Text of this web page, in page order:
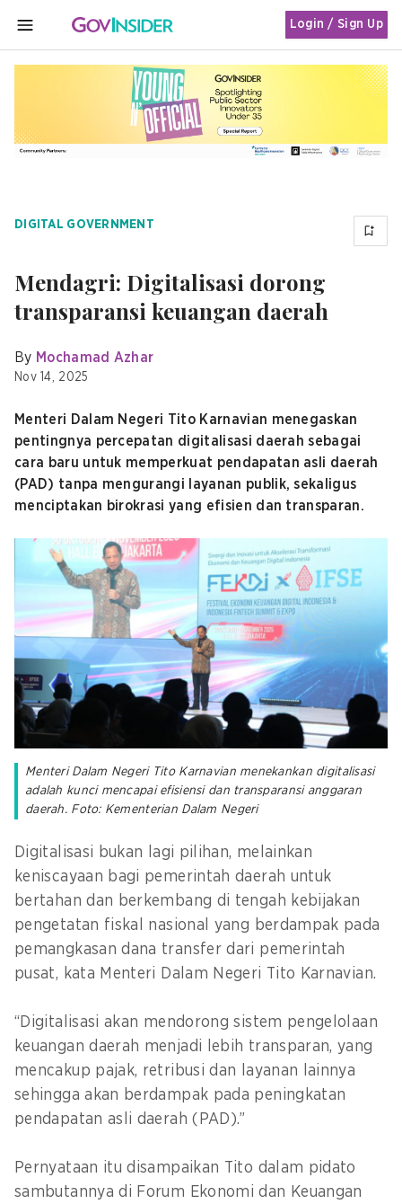
MENU
Login / Sign Up
DIGITAL GOVERNMENT
Mendagri: Digitalisasi dorong
transparansi keuangan daerah
By Mochamad Azhar
Nov 14, 2025
Menteri Dalam Negeri Tito Karnavian menegaskan
pentingnya percepatan digitalisasi daerah sebagai
cara baru untuk memperkuat pendapatan asli daerah
(PAD) tanpa mengurangi layanan publik, sekaligus
menciptakan birokrasi yang efisien dan transparan.
Menteri Dalam Negeri Tito Karnavian menekankan digitalisasi
adalah kunci mencapai efisiensi dan transparansi anggaran
daerah. Foto: Kementerian Dalam Negeri
Digitalisasi bukan lagi pilihan, melainkan
keniscayaan bagi pemerintah daerah untuk
bertahan dan berkembang di tengah kebijakan
pengetatan fiskal nasional yang berdampak pada
pemangkasan dana transfer dari pemerintah
pusat, kata Menteri Dalam Negeri Tito Karnavian.
“Digitalisasi akan mendorong sistem pengelolaan
keuangan daerah menjadi lebih transparan, yang
mencakup pajak, retribusi dan layanan lainnya
sehingga akan berdampak pada peningkatan
pendapatan asli daerah (PAD).”
Pernyataan itu disampaikan Tito dalam pidato
sambutannya di Forum Ekonomi dan Keuangan